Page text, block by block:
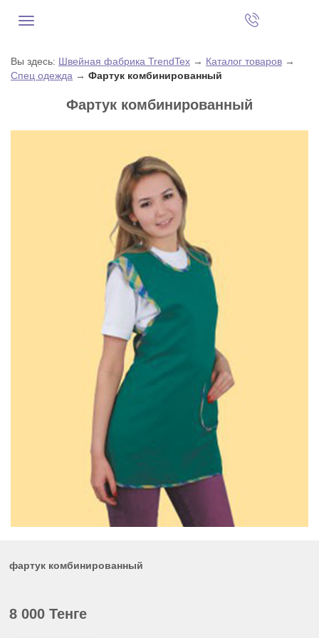
Вы здесь: Швейная фабрика TrendTex → Каталог товаров →
Спец одежда → Фартук комбинированный
Фартук комбинированный
фартук комбинированный
8 000 Тенге